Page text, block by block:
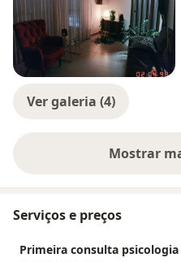
Ver galeria (4)
Mostrar
Serviços e preços
Primeira consulta psicologia